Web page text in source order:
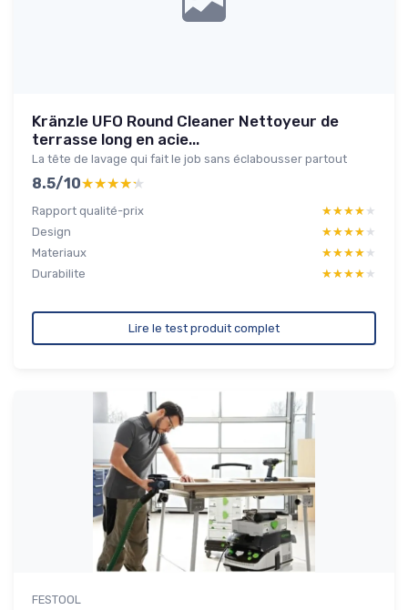
Kränzle UFO Round Cleaner Nettoyeur de
terrasse long en acie...
La tête de lavage qui fait le job sans éclabousser partout
8.5/10★★★★★
★★★★★
Rapport qualité-prix ★★★★★
★★★★★
Design
★★★★★
★★★★★
Materiaux
★★★★★
★★★★★
Durabilite
★★★★★
★★★★★
Lire le test produit complet
FESTOOL